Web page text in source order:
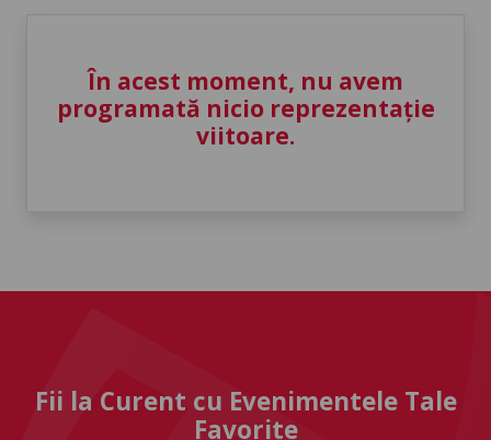
În acest moment, nu avem
programată nicio reprezentație
viitoare.
Fii la Curent cu Evenimentele Tale
Favorite